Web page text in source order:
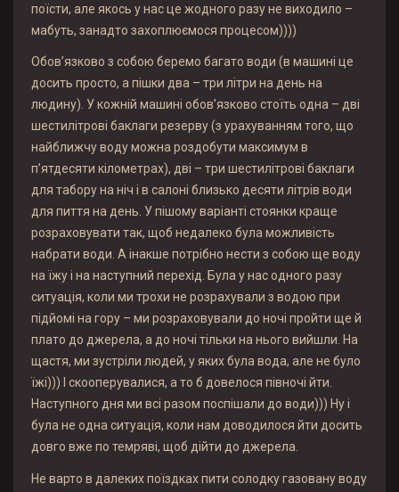
поїсти, але якось у нас це жодного разу не виходило –
мабуть, занадто захоплюємося процесом))))
Обов’язково з собою беремо багато води (в машині це
досить просто, а пішки два – три літри на день на
людину). У кожній машині обов’язково стоїть одна – дві
шестилітрові баклаги резерву (з урахуванням того, що
найближчу воду можна роздобути максимум в
п’ятдесяти кілометрах), дві – три шестилітрові баклаги
для табору на ніч і в салоні близько десяти літрів води
для пиття на день. У пішому варіанті стоянки краще
розраховувати так, щоб недалеко була можливість
набрати води. А інакше потрібно нести з собою ще воду
на їжу і на наступний перехід. Була у нас одного разу
ситуація, коли ми трохи не розрахували з водою при
підйомі на гору – ми розраховували до ночі пройти ще й
плато до джерела, а до ночі тільки на нього вийшли. На
щастя, ми зустріли людей, у яких була вода, але не було
їжі))) І скооперувалися, а то б довелося півночі йти.
Наступного дня ми всі разом поспішали до води))) Ну і
була не одна ситуація, коли нам доводилося йти досить
довго вже по темряві, щоб дійти до джерела.
Не варто в далеких поїздках пити солодку газовану воду